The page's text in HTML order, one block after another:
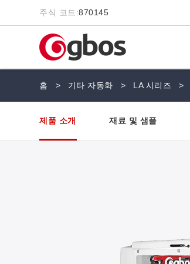
주식 코드:870145
홈 > 기타 자동화 > LA 시리즈 >
제품 소개 재료 및 샘플